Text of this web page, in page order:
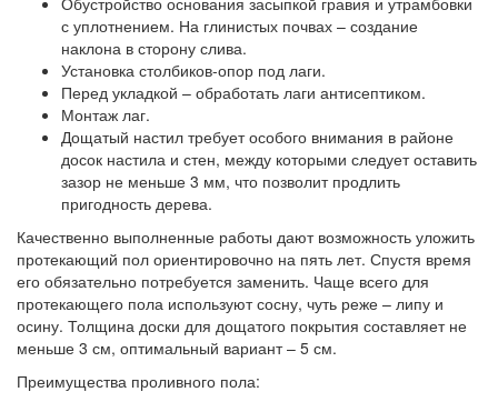
с уплотнением. На глинистых почвах – создание
наклона в сторону слива.
Установка столбиков-опор под лаги.
Перед укладкой – обработать лаги антисептиком.
Монтаж лаг.
Дощатый настил требует особого внимания в районе
досок настила и стен, между которыми следует оставить
зазор не меньше 3 мм, что позволит продлить
пригодность дерева.
Качественно выполненные работы дают возможность уложить
протекающий пол ориентировочно на пять лет. Спустя время
его обязательно потребуется заменить. Чаще всего для
протекающего пола используют сосну, чуть реже – липу и
осину. Толщина доски для дощатого покрытия составляет не
меньше 3 см, оптимальный вариант – 5 см.
Преимущества проливного пола: